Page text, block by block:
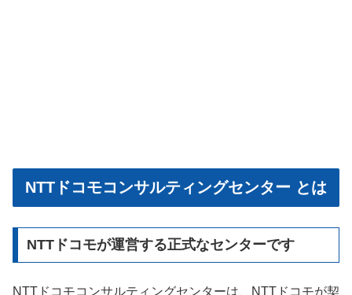
NTTドコモコンサルティングセンター とは
NTTドコモが運営する正式なセンターです
NTTドコモコンサルティングセンターは、NTTドコモが契